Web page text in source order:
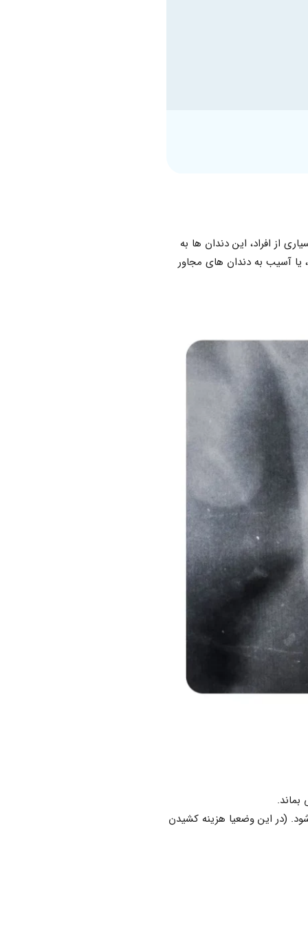
17 تا 25 سالگی ظاهر می شود. در بسیاری از افراد، این دندان ها به
آسیب به دندان های مجاور
(در این وضعیا هزینه کشیدن